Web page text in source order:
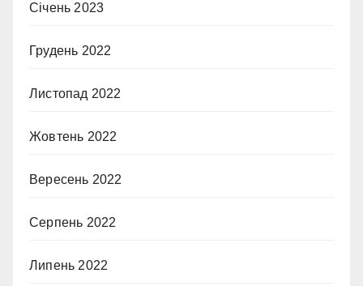
Січень 2023
Грудень 2022
Листопад 2022
Жовтень 2022
Вересень 2022
Серпень 2022
Липень 2022